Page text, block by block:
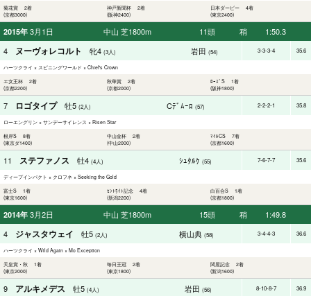
菊花賞 2着
(京都3000)
神戸新聞杯 2着
(阪神2400)
日本ダービー 4着
(東京2400)
2015年 3月1日 中山 芝1800m 11頭 稍
1:50.3
4
ヌーヴォレコルト 牝4 (3人) 岩田 (54) 3-3-3-4 35.6
ハーツクライ × スピニングワールド × Chief's Crown
エ女王杯 2着
(京都2200)
秋華賞 2着
(京都2000)
ﾛｰｽﾞS 1着
(阪神1800)
7 ロゴタイプ牡5 (2人) Cﾃﾞﾑｰﾛ (57) 2-2-2-1 35.8
ローエングリン × サンデーサイレンス × Risen Star
根岸S 8着
(東京ダ1400)
中山金杯 2着
(中山2000)
ﾏｲﾙCS 7着
(京都1600)
11 ステファノス 牡4 (4人) ｼｭﾀﾙｹ (55) 7-6-7-7 35.6
ディープインパクト × クロフネ × Seeking the Gold
富士S 1着
(東京1600)
ｾﾝﾄﾗｲﾄ記念 4着
(新潟2200)
白百合S 1着
(京都1800)
2014年 3月2日 中山 芝1800m 15頭 稍
1:49.8
4 ジャスタウェイ 牡5 (2人) 横山典 (58) 3-4-4-3 36.6
ハーツクライ × Wild Again × Mo Exception
天皇賞・秋 1着
(東京2000)
毎日王冠 2着
(東京1800)
関屋記念 2着
(新潟1600)
9 アルキメデス 牡5 (4人) 岩田 (56) 8-10-8-7 36.9